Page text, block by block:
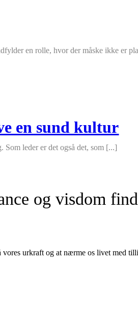
en rolle, hvor der måske ikke er
en sund kultur
leder er det også det, som [...]
og visdom
urkraft og at nærme os livet med